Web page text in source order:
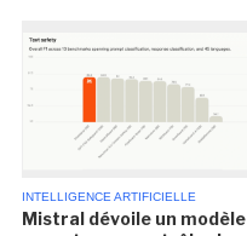
INTELLIGENCE ARTIFICIELLE
Mistral dévoile un modèle